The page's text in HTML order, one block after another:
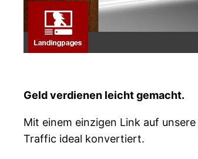
Geld verdienen leicht gemacht.
Mit einem einzigen Link auf unsere
Traffic ideal konvertiert.